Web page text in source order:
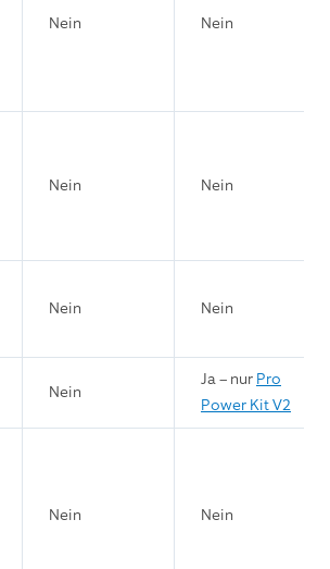
Nein Nein
Nein Nein
Nein Nein
Nein
Ja – nur Pro
Power Kit V2
Nein Nein